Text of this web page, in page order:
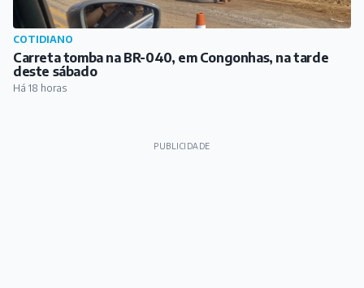
COTIDIANO
Carreta tomba na BR-040, em Congonhas, na tarde
deste sábado
Há 18 horas
PUBLICIDADE